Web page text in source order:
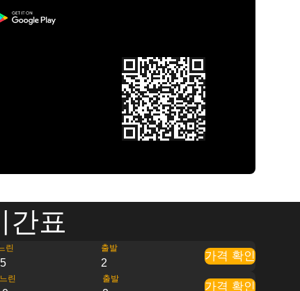
간표
린 출발
2
가격 확인
린 출발
가격 확인